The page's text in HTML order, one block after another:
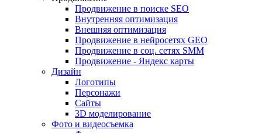
Продвижение в поиске SEO
Внутренняя оптимизация
Внешняя оптимизация
Продвижение в нейросетях GEO
Продвижение в соц. сетях SMM
Продвижение - Яндекс карты
Дизайн
Логотипы
Персонажи
Сайты
3D моделирование
Фото и видеосъемка